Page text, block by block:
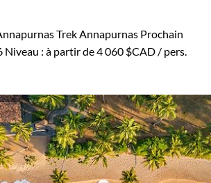
Martinique
Mexique
Monténégro
Namibie
Forêts, collines, rivières et lacs
Montagne
Patrimoine et Nature
Volcans
Trek Annapurnas Prochain
Niveau : à partir de4 060 $CAD / pers.